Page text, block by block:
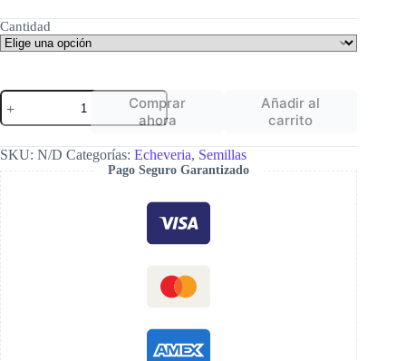
precios:
desde
$190.00
Cantidad
Echeveria
roseiflora
cantidad
Comprar
ahora
Añadir al
carrito
SKU: N/D Categorías: Echeveria, Semillas
Pago Seguro Garantizado